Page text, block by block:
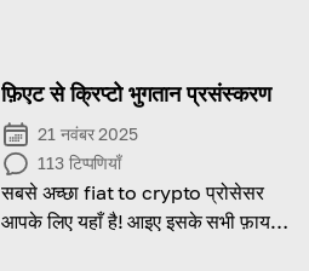
फ़िएट से क्रिप्टो भुगतान प्रसंस्करण
21 नवंबर 2025
113 टिप्पणियाँ
सबसे अच्छा fiat to crypto प्रोसेसर
आपके लिए यहाँ है! आइए इसके सभी फ़ायदे